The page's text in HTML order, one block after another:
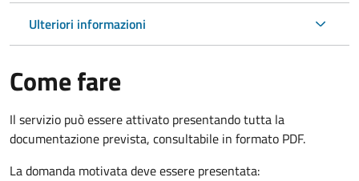
Ulteriori informazioni
Come fare
Il servizio può essere attivato presentando tutta la
documentazione prevista, consultabile in formato PDF.
La domanda motivata deve essere presentata: